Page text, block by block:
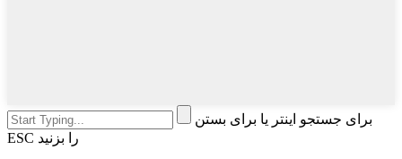
برای جستجو اینتر یا برای بستن
ESC را بزنید